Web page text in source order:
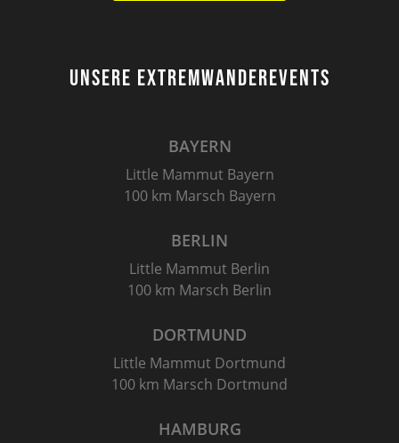
UNSERE EXTREMWANDEREVENTS
BAYERN
Little Mammut Bayern
100 km Marsch Bayern
BERLIN
Little Mammut Berlin
100 km Marsch Berlin
DORTMUND
Little Mammut Dortmund
100 km Marsch Dortmund
HAMBURG